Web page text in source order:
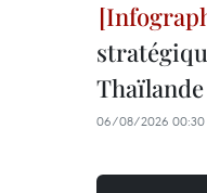
Thaïlande
06/08/2026 00:30